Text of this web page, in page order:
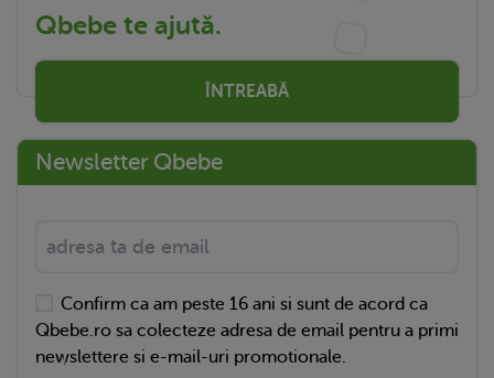
Qbebe te ajută.
ÎNTREABĂ
Newsletter Qbebe
Confirm ca am peste 16 ani si sunt de acord ca
Qbebe.ro sa colecteze adresa de email pentru a primi
newslettere si e-mail-uri promotionale.